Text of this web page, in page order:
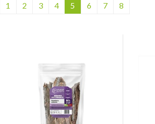
1 2 3 4 5 6 7 8